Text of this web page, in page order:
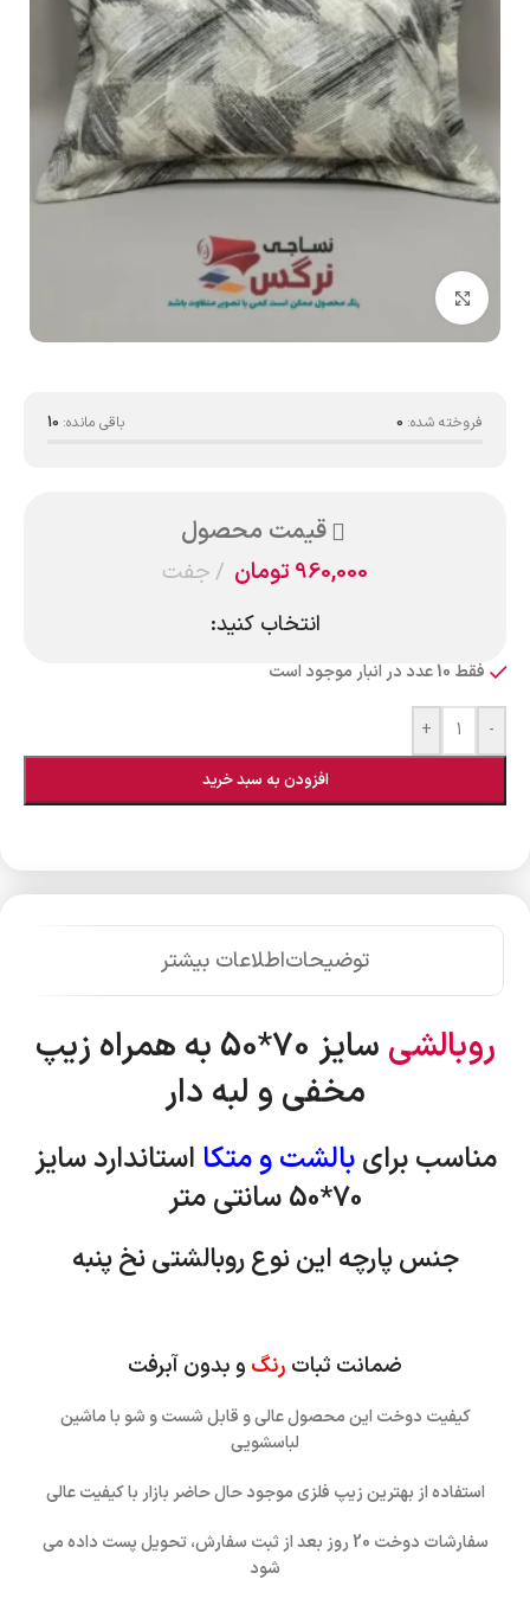
بزرگنمایی تصویر
فروخته شده: 0 باقی مانده: 10
قیمت محصول
960,000تومان جفت
انتخاب کنید:
فقط 10 عدد در انبار موجود است
-
+
افزودن به سبد خرید
توضیحاتاطلاعات بیشتر
روبالشی
سایز 70*50 به همراه زیپ
مخفی و لبه دار
مناسب برایبالشت و متکا استانداردسایز
70*50 سانتی متر
جنس پارچه این نوع روبالشتی نخ پنبه
ضمانت ثبات رنگ و بدون آبرفت
کیفیت دوخت این محصول عالی و قابل شست و شو با ماشین
لباسشویی
استفاده از بهترین زیپ فلزی موجود حال حاضر بازار با کیفیت عالی
سفارشات دوخت 20 روز بعد از ثبت سفارش، تحویل پست داده می
شود